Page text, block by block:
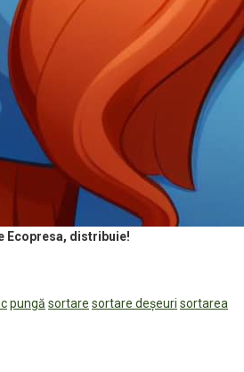
Ecopresa, distribuie!
pungă sortare sortare deșeuri sortarea